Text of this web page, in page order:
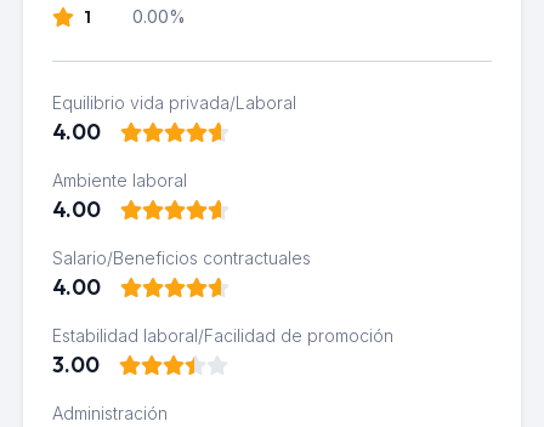
1 0.00%
Equilibrio vida privada/Laboral
4.00
Ambiente laboral
4.00
Salario/Beneficios contractuales
4.00
Estabilidad laboral/Facilidad de promoción
3.00
Administración